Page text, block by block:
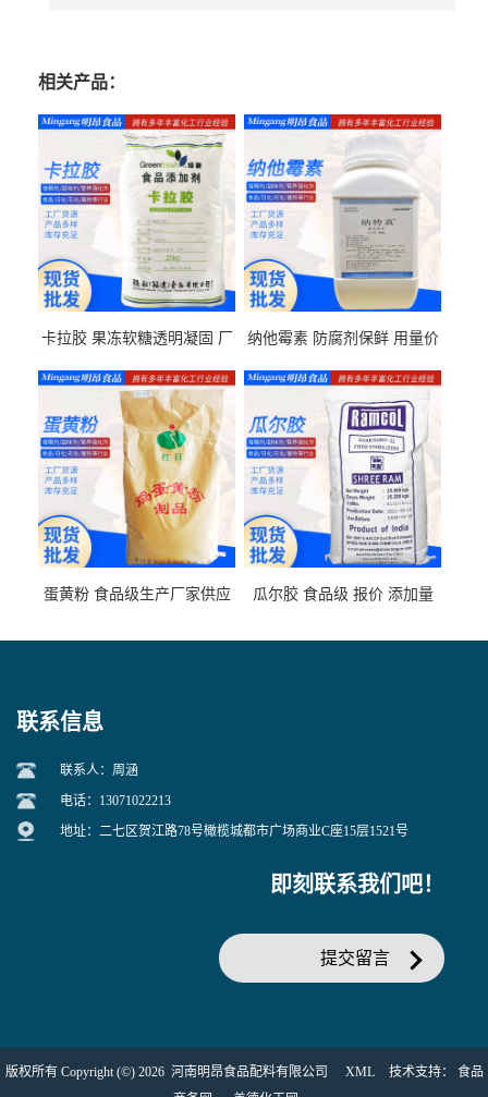
相关产品：
卡拉胶 果冻软糖透明凝固 厂
纳他霉素 防腐剂保鲜 用量价
蛋黄粉 食品级生产厂家供应 瓜尔胶 食品级 报价 添加量
联系信息
联系人：周涵
电话：13071022213
地址：二七区贺江路78号橄榄城都市广场商业C座15层1521号
即刻联系我们吧！
提交留言
版权所有 Copyright (©) 2026 河南明昂食品配料有限公司 XML 技术支持： 食品